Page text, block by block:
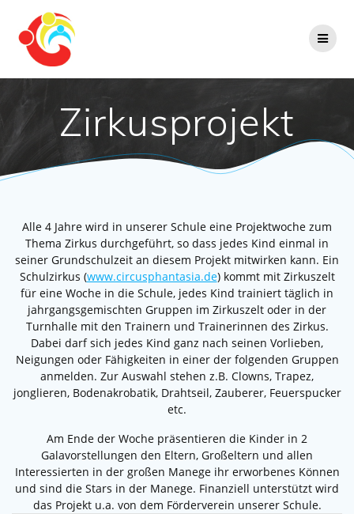
Zirkusprojekt
Alle 4 Jahre wird in unserer Schule eine Projektwoche zum
Thema Zirkus durchgeführt, so dass jedes Kind einmal in
seiner Grundschulzeit an diesem Projekt mitwirken kann. Ein
Schulzirkus (www.circusphantasia.de) kommt mit Zirkuszelt
für eine Woche in die Schule, jedes Kind trainiert täglich in
jahrgangsgemischten Gruppen im Zirkuszelt oder in der
Turnhalle mit den Trainern und Trainerinnen des Zirkus.
Dabei darf sich jedes Kind ganz nach seinen Vorlieben,
Neigungen oder Fähigkeiten in einer der folgenden Gruppen
anmelden. Zur Auswahl stehen z.B. Clowns, Trapez,
jonglieren, Bodenakrobatik, Drahtseil, Zauberer, Feuerspucker
etc.
Am Ende der Woche präsentieren die Kinder in 2
Galavorstellungen den Eltern, Großeltern und allen
Interessierten in der großen Manege ihr erworbenes Können
und sind die Stars in der Manege. Finanziell unterstützt wird
das Projekt u.a. von dem Förderverein unserer Schule.